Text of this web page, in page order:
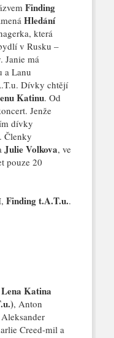
Finding
Hledání
která
v Rusku –
Janie má
a Lanu
Dívky chtějí
Katinu. Od
Jenže
dívky
Členky
Julie Volkova, ve
pouze 20
, Finding t.A.T.u..
Lena Katina
, Anton
Creed-mil a